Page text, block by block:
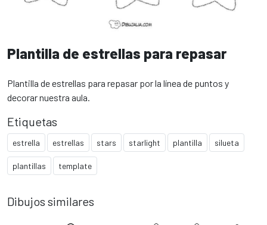
Plantilla de estrellas para repasar
Plantilla de estrellas para repasar por la línea de puntos y
decorar nuestra aula.
Etiquetas
estrella estrellas stars starlight plantilla silueta
plantillas template
Dibujos similares